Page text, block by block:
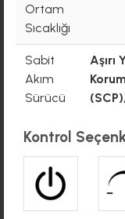
Ortam
Sıcaklığı
Sabit
Akım
Sürücü
Aşırı
Kontrol